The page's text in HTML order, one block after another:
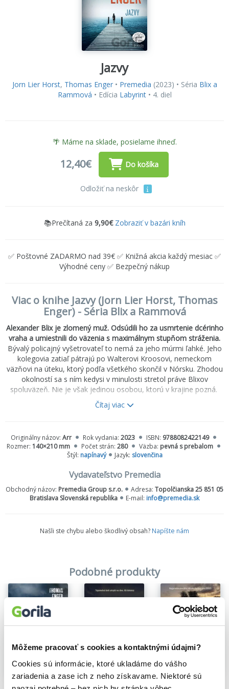
Môžeme pracovať s cookies a kontaktnými údajmi?
Cookies sú informácie, ktoré ukladáme do vášho
zariadenia a zase ich z neho získavame. Niektoré sú
Jazvy
Jorn Lier Horst, Thomas Enger• Premedia (2023) • Séria Blix a
Rammová • Edícia Labyrint• 4. diel
🌴 Máme na sklade, posielame ihneď.
12,40€ Do košíka
Odložiť na neskôr
📚Prečítaná za 9,90€ Zobraziť v bazári kníh
✅ Poštovné ZADARMO nad 39€ ✅ Knižná akcia každý mesiac ✅
Výhodné ceny ✅ Bezpečný nákup
Viac o knihe Jazvy (Jorn Lier Horst, Thomas
Enger) - Séria Blix a Rammová
Alexander Blix je zlomený muž. Odsúdili ho za usmrtenie dcérinho
vraha a umiestnili do väzenia s maximálnym stupňom stráženia.
Bývalý policajný vyšetrovateľ to nemá za jeho múrmi ľahké. Jeho
kolegovia zatiaľ pátrajú po Walterovi Kroosovi, nemeckom
väzňovi na úteku, ktorý podľa všetkého skončil v Nórsku. Zhodou
okolností sa s ním kedysi v minulosti stretol práve Blixov
spoluväzeň. Nie je však jedinou osobou, ktorú v krajine pozná.
Novinárka Emma Rammová sa snaží Blixovi pomôcť. Hoci aj tým,
svoje tajomstvá a nikomu nie je veľmi do reči. Najmä nie o tých,
ktoré na nich zanechali hlboké jazvy.
Detektívny románJazvyje štvrtou časťou série kriminálnych
prípadov inšpektora Alexandra Blixa a novinárky Emmy
Rammovej, ktorá sa stretla s veľkým ohlasom, predošlé časti vyšli
v slovenčine pod názvamiBod nula ,Dymová clonaaNeumieraj
Čítaj viac
Originálny názov: Arr Rok vydania: 2023 ISBN: 9788082422149
Rozmer: 140×210 mm Počet strán: 280 Väzba: pevná s prebalom
Štýl: napínavý Jazyk: slovenčina
Vydavateľstvo Premedia
Obchodný názov: Premedia Group s.r.o. Adresa: Topolčianska 25 851 05
Bratislava Slovenská republika
E-mail: info@premedia.sk
Našli ste chybu alebo škodlivý obsah? Napíšte nám
Podobné produkty
Na sklade Na sklade Na sklade
Zaslepenosť